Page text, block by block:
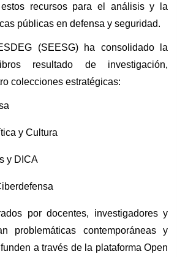
recursos para el análisis y la
públicas en defensa y seguridad.
(SEESG) ha consolidado la
resultado de investigación,
colecciones estratégicas:
y Cultura
y DICA
por docentes, investigadores y
problemáticas contemporáneas y
a través de la plataforma Open